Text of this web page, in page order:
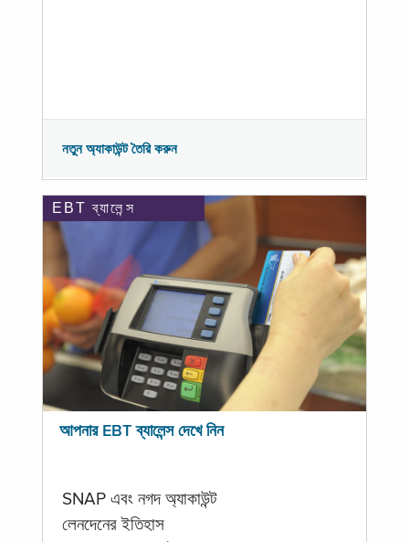
নতুন অ্যাকাউন্ট তৈরি করুন
EBT ব্যালেন্স
আপনার EBT ব্যালেন্স দেখে নিন
SNAP এবং নগদ অ্যাকাউন্ট
লেনদেনের ইতিহাস